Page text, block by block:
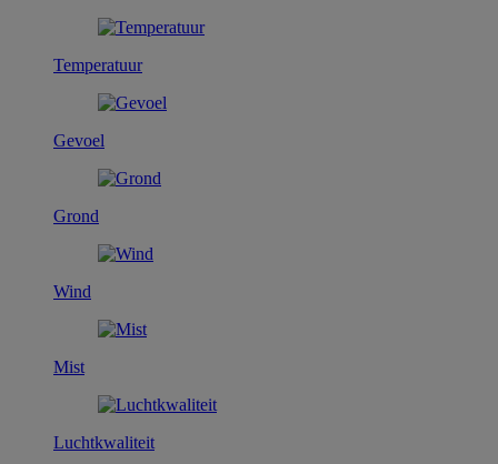
Temperatuur
Gevoel
Grond
Wind
Mist
Luchtkwaliteit